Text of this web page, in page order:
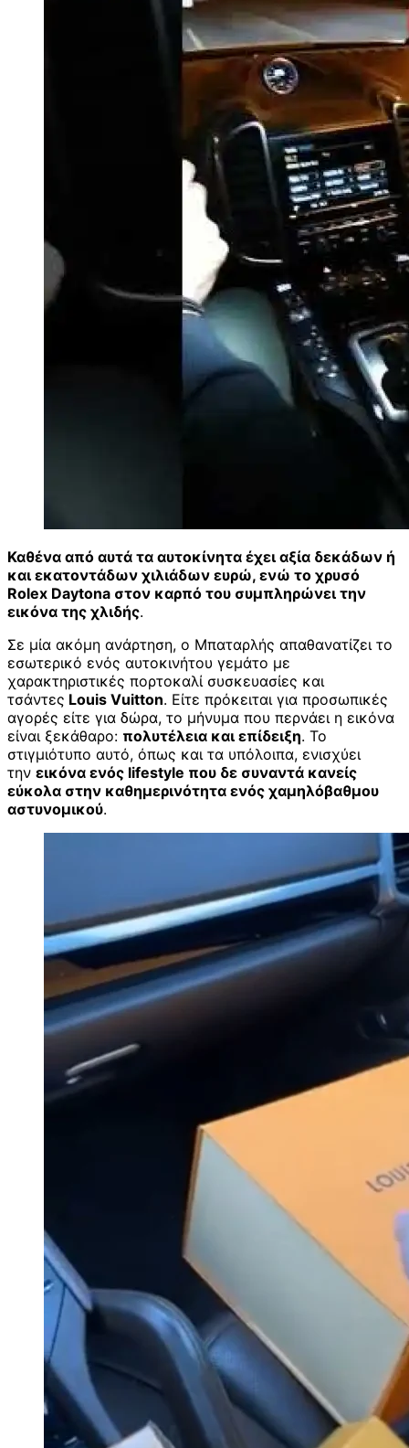
Καθένα από αυτά τα αυτοκίνητα έχει αξία δεκάδων ή
και εκατοντάδων χιλιάδων ευρώ, ενώ το χρυσό
Rolex Daytona στον καρπό του συμπληρώνει την
εικόνα της χλιδής.
Σε μία ακόμη ανάρτηση, ο Μπαταρλής απαθανατίζει το
εσωτερικό ενός αυτοκινήτου γεμάτο με
χαρακτηριστικές πορτοκαλί συσκευασίες και
τσάντες Louis Vuitton. Είτε πρόκειται για προσωπικές
αγορές είτε για δώρα, το μήνυμα που περνάει η εικόνα
είναι ξεκάθαρο: πολυτέλεια και επίδειξη. Το
στιγμιότυπο αυτό, όπως και τα υπόλοιπα, ενισχύει
την εικόνα ενός lifestyle που δε συναντά κανείς
εύκολα στην καθημερινότητα ενός χαμηλόβαθμου
αστυνομικού.